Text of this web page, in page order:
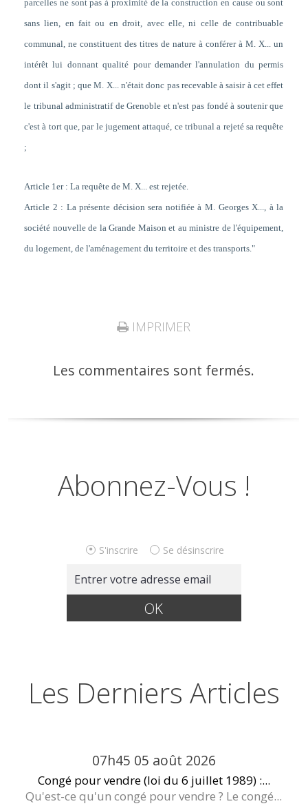
parcelles ne sont pas à proximité de la construction en cause ou sont
sans lien, en fait ou en droit, avec elle, ni celle de contribuable
communal, ne constituent des titres de nature à conférer à M. X... un
intérêt lui donnant qualité pour demander l'annulation du permis
dont il s'agit ; que M. X... n'était donc pas recevable à saisir à cet effet
le tribunal administratif de Grenoble et n'est pas fondé à soutenir que
c'est à tort que, par le jugement attaqué, ce tribunal a rejeté sa requête
;
Article 1er : La requête de M. X... est rejetée.
Article 2 : La présente décision sera notifiée à M. Georges X..., à la
société nouvelle de la Grande Maison et au ministre de l'équipement,
du logement, de l'aménagement du territoire et des transports."
IMPRIMER
Les commentaires sont fermés.
Abonnez-Vous !
S'inscrire Se désinscrire
Les Derniers Articles
07h45 05 août 2026
Congé pour vendre (loi du 6 juillet 1989) :...
Qu'est-ce qu'un congé pour vendre ? Le congé...